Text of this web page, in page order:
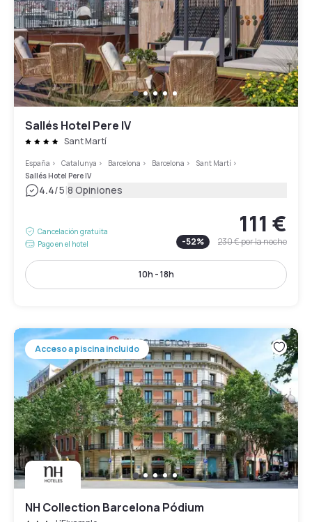
Sallés Hotel Pere IV
Sant Martí
España > Catalunya > Barcelona > Barcelona > Sant Martí >
Sallés Hotel Pere IV
4.4/5|8 Opiniones
Cancelación gratuita
Pago en el hotel
111 €
-52% 230 €por la noche
10h - 18h
Acceso a piscina incluido
NH Collection Barcelona Pódium